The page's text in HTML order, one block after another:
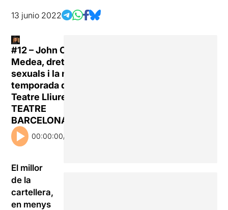
13 junio 2022
#12 – John Cleese,
Medea, drets
sexuals i la nova
temporada del
Teatre Lliure –
TEATRE
BARCELONA
00:00:00/
El millor
de la
cartellera,
en menys